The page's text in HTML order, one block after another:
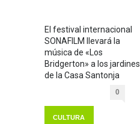
El festival internacional
SONAFILM llevará la
música de «Los
Bridgerton» a los jardines
de la Casa Santonja
0
CULTURA